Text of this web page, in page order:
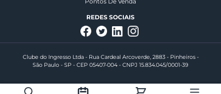
REDES SOCIAIS
Clube do Ingresso Ltda - Rua Cardeal Arcoverde, 2883 - Pinheiros -
São Paulo - SP - CEP 05407-004 - CNPJ 15.834.045/0001-39